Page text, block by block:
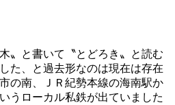
〟と書いて〝とどろき〟と読む
た、と過去形なのは現在は存在
の南、ＪＲ紀勢本線の海南駅か
うローカル私鉄が出ていました